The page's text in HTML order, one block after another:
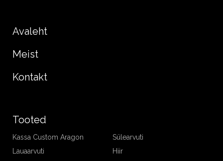
Avaleht
Meist
Kontakt
Tooted
Kassa Custom Aragon
Sülearvuti
Lauaarvuti
Hiir